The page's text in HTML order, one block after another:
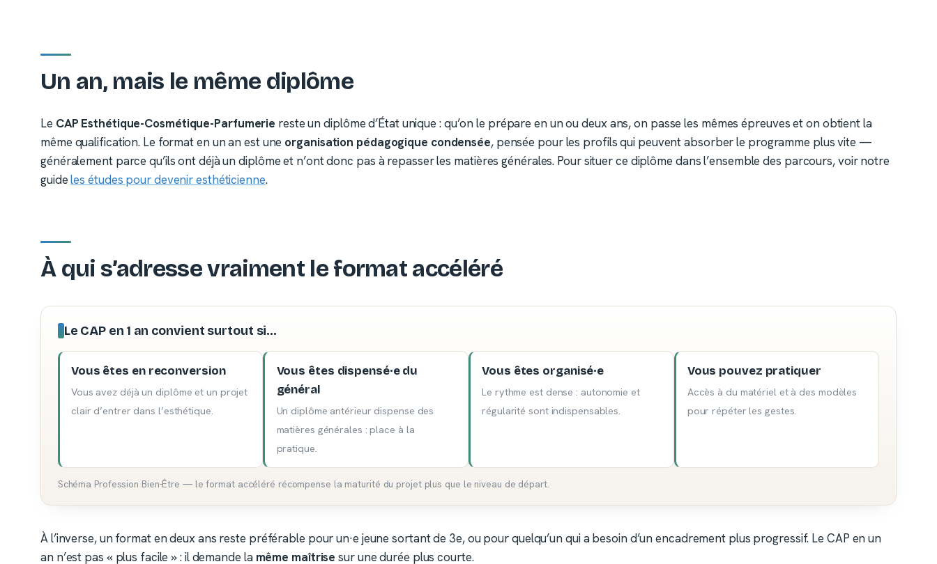
Un an, mais le même diplôme
Le CAP Esthétique-Cosmétique-Parfumerie reste un diplôme d’État unique : qu’on le prépare en un ou deux ans, on passe les mêmes épreuves et on obtient la
même qualification. Le format en un an est une organisation pédagogique condensée, pensée pour les profils qui peuvent absorber le programme plus vite —
généralement parce qu’ils ont déjà un diplôme et n’ont donc pas à repasser les matières générales. Pour situer ce diplôme dans l’ensemble des parcours, voir notre
guideles études pour devenir esthéticienne.
À qui s’adresse vraiment le format accéléré
Le CAP en 1 an convient surtout si…
Vous êtes en reconversion
Vous avez déjà un diplôme et un projet
clair d’entrer dans l’esthétique.
Vous êtes dispensé·e du
général
Un diplôme antérieur dispense des
matières générales : place à la
pratique.
Vous êtes organisé·e
Le rythme est dense : autonomie et
régularité sont indispensables.
Vous pouvez pratiquer
Accès à du matériel et à des modèles
pour répéter les gestes.
Schéma Profession Bien-Être — le format accéléré récompense la maturité du projet plus que le niveau de départ.
À l’inverse, un format en deux ans reste préférable pour un·e jeune sortant de 3e, ou pour quelqu’un qui a besoin d’un encadrement plus progressif. Le CAP en un
an n’est pas « plus facile » : il demande la même maîtrise sur une durée plus courte.